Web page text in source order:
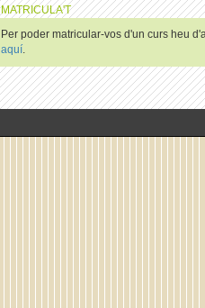
MATRICULA'T
Per poder matricular-vos d'un curs heu
aquí.